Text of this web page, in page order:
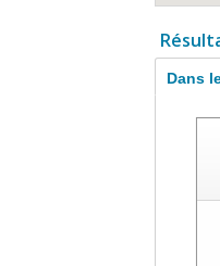
Dans